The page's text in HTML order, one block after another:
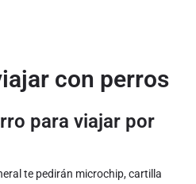
con perros
para viajar por
te pedirán microchip, cartilla